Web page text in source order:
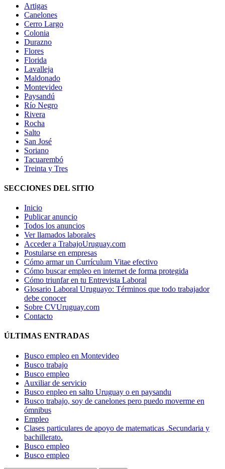
Artigas
Canelones
Cerro Largo
Colonia
Durazno
Flores
Florida
Lavalleja
Maldonado
Montevideo
Paysandú
Río Negro
Rivera
Rocha
Salto
San José
Soriano
Tacuarembó
Treinta y Tres
SECCIONES DEL SITIO
Inicio
Publicar anuncio
Todos los anuncios
Ver llamados laborales
Acceder a TrabajoUruguay.com
Postularse en empresas
Cómo armar un Currículum Vitae efectivo
Cómo buscar empleo en internet de forma protegida
Cómo triunfar en tu Entrevista Laboral
Glosario Laboral Uruguayo: Términos que todo trabajador
debe conocer
Sobre CVUruguay.com
Contacto
ÚLTIMAS ENTRADAS
Busco empleo en Montevideo
Busco trabajo
Busco empleo
Auxiliar de servicio
Busco enpleo en salto Uruguay o en paysandu
Busco trabajo, soy de canelones pero puedo moverme en
ómnibus
Empleo
Clases particulares de apoyo de matematicas .Secundaria y
bachillerato.
Busco empleo
Busco empleo